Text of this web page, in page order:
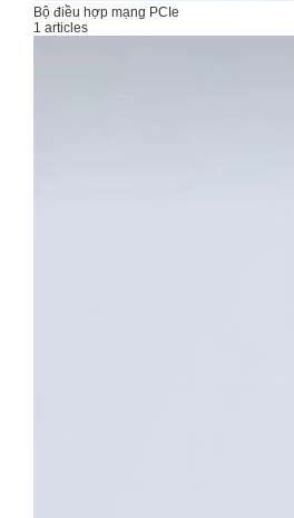
Bộ điều hợp mạng PCIe
1 articles